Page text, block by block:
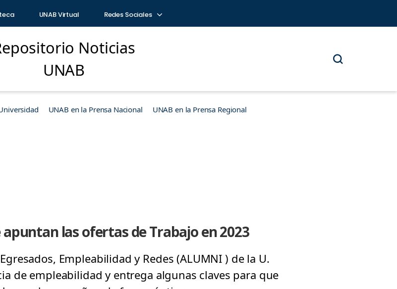
UNAB Virtual Redes Sociales
Noticias
UNAB
UNAB en la Prensa Nacional UNAB en la Prensa Regional
las ofertas de Trabajo en 2023
Empleabilidad y Redes (ALUMNI ) de la U.
de empleabilidad y entrega algunas claves para que